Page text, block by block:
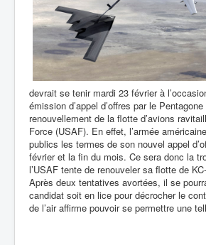
devrait se tenir mardi 23 février à
émission d’appel d’offres par le
renouvellement de la flotte d’avions
Force (USAF). En effet, l’armée
publics les termes de son nouvel appel
février et la fin du mois. Ce sera donc la
l’USAF tente de renouveler sa flotte de
Après deux tentatives avortées, il se
candidat soit en lice pour décrocher le
de l’air affirme pouvoir se permettre une